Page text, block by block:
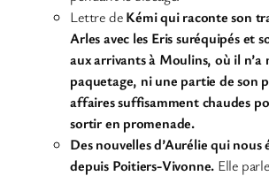
Lettre deKémi qui raconte son
Arles avec les Eris suréquipés et
aux arrivants à Moulins, où il n’a
paquetage, ni une partie de son
affaires suffisamment chaudes
sortir en promenade.
Des nouvelles d’Aurélie qui
depuis Poitiers-Vivonne. Elle